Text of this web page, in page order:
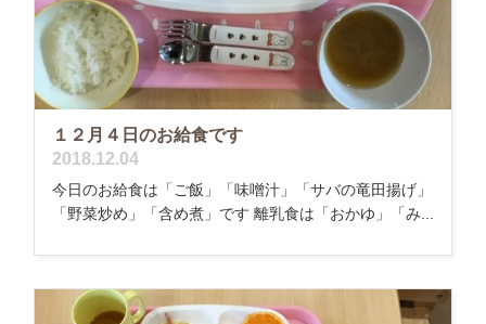
１２月４日のお給食です
2018.12.04
今日のお給食は「ご飯」「味噌汁」「サバの竜田揚げ」
「野菜炒め」「含め煮」です 離乳食は「おかゆ」「み...